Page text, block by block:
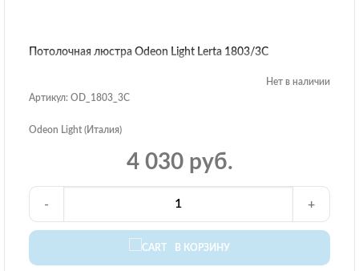
Потолочная люстра Odeon Light Lerta 1803/3C
Нет в наличии
Артикул: OD_1803_3C
Odeon Light (Италия)
4 030 руб.
В КОРЗИНУ
- +